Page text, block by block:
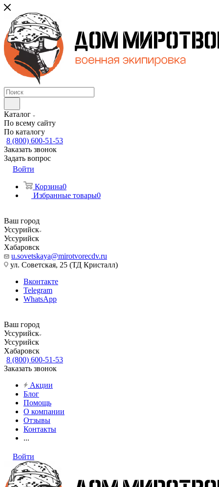
Каталог
По всему сайту
По каталогу
8 (800) 600-51-53
Заказать звонок
Задать вопрос
Войти
Корзина0
Избранные товары0
Ваш город
Уссурийск
Уссурийск
Хабаровск
u.sovetskaya@mirotvorecdv.ru
ул. Советская, 25 (ТД Кристалл)
Вконтакте
Telegram
WhatsApp
Ваш город
Уссурийск
Уссурийск
Хабаровск
8 (800) 600-51-53
Заказать звонок
Акции
Блог
Помощь
О компании
Отзывы
Контакты
...
Войти